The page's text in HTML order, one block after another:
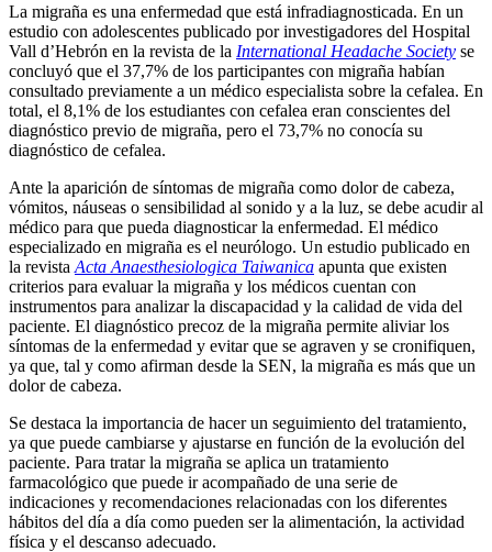
La migraña es una enfermedad que está infradiagnosticada. En un
estudio con adolescentes publicado por investigadores del Hospital
Vall d’Hebrón en la revista de la International Headache Society se
concluyó que el 37,7% de los participantes con migraña habían
consultado previamente a un médico especialista sobre la cefalea. En
total, el 8,1% de los estudiantes con cefalea eran conscientes del
diagnóstico previo de migraña, pero el 73,7% no conocía su
diagnóstico de cefalea.
Ante la aparición de síntomas de migraña como dolor de cabeza,
vómitos, náuseas o sensibilidad al sonido y a la luz, se debe acudir al
médico para que pueda diagnosticar la enfermedad. El médico
especializado en migraña es el neurólogo. Un estudio publicado en
la revista Acta Anaesthesiologica Taiwanica apunta que existen
criterios para evaluar la migraña y los médicos cuentan con
instrumentos para analizar la discapacidad y la calidad de vida del
paciente. El diagnóstico precoz de la migraña permite aliviar los
síntomas de la enfermedad y evitar que se agraven y se cronifiquen,
ya que, tal y como afirman desde la SEN, la migraña es más que un
dolor de cabeza.
Se destaca la importancia de hacer un seguimiento del tratamiento,
ya que puede cambiarse y ajustarse en función de la evolución del
paciente. Para tratar la migraña se aplica un tratamiento
farmacológico que puede ir acompañado de una serie de
indicaciones y recomendaciones relacionadas con los diferentes
hábitos del día a día como pueden ser la alimentación, la actividad
física y el descanso adecuado.